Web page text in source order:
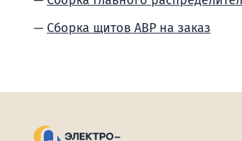
Сборка щитов АВР на заказ